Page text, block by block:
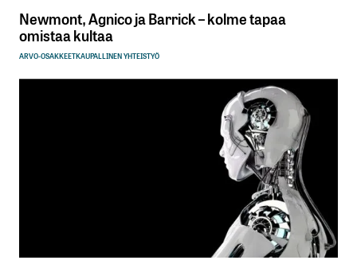
Newmont, Agnico ja Barrick – kolme tapaa
omistaa kultaa
ARVO-OSAKKEETKAUPALLINEN YHTEISTYÖ